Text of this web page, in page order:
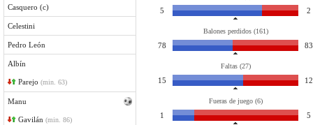
Casquero (c)
Celestini
Pedro León
Albín
Parejo (min. 63)
Manu
Gavilán (min. 86)
5 2
Balones perdidos (161)
78 83
Faltas (27)
15 12
Fueras de juego (6)
1 5